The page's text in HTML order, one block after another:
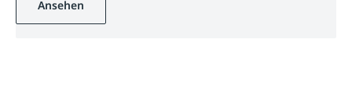
Ansehen